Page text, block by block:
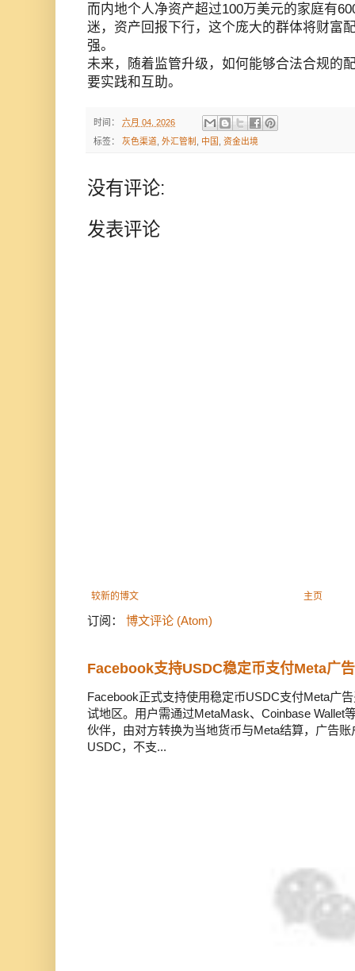
而内地个人净资产超过100万美元的家庭有
迷，资产回报下行，这个庞大的群体将财富
强。
未来，随着监管升级，如何能够合法合规的
要实践和互助。
时间： 六月 04, 2026
标签： 灰色渠道 外汇管制 中国 资金出境
没有评论:
发表评论
较新的博文 主页
订阅： 博文评论 (Atom)
Facebook支持USDC稳定币支付Meta广
Facebook正式支持使用稳定币USDC支付Meta广
试地区。用户需通过MetaMask、Coinbase Wallet
伙伴，由对方转换为当地货币与Meta结算，广告
USDC，不支...